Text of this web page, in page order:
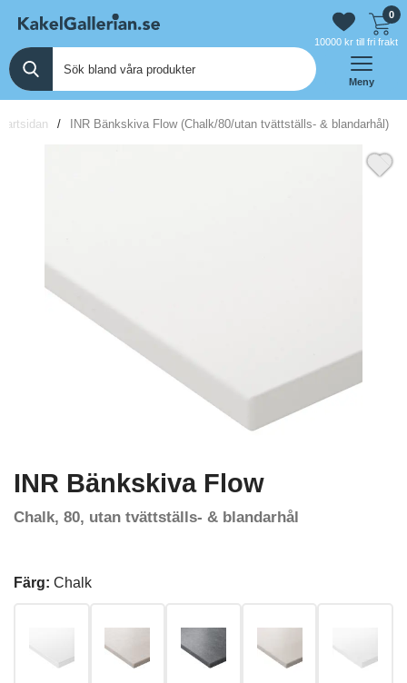
0
10000 kr till fri frakt
Meny
INR Bänkskiva Flow (Chalk/80/utan tvättställs- & blandarhål)
INR Bänkskiva Flow
Chalk, 80, utan tvättställs- & blandarhål
Färg: Chalk